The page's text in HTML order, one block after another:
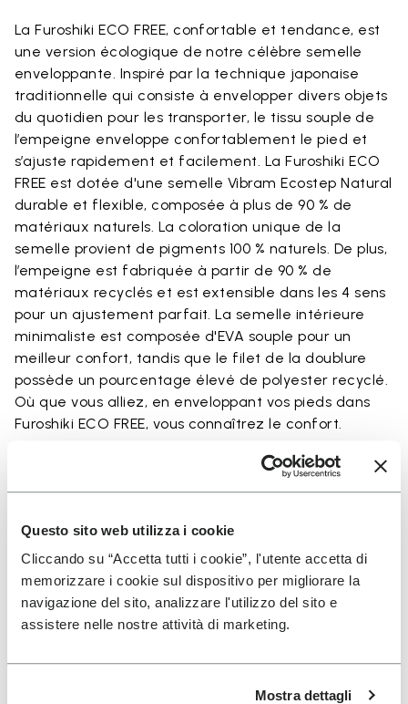
Questo sito web utilizza i cookie
Cliccando su “Accetta tutti i cookie”, l'utente accetta di
memorizzare i cookie sul dispositivo per migliorare la
navigazione del sito, analizzare l'utilizzo del sito e
assistere nelle nostre attività di marketing.
Mostra dettagli
La Furoshiki ECO FREE, confortable et tendance, est
une version écologique de notre célèbre semelle
enveloppante. Inspiré par la technique japonaise
traditionnelle qui consiste à envelopper divers objets
du quotidien pour les transporter, le tissu souple de
l’empeigne enveloppe confortablement le pied et
s’ajuste rapidement et facilement. La Furoshiki ECO
FREE est dotée d'une semelle Vibram Ecostep Natural
durable et flexible, composée à plus de 90 % de
matériaux naturels. La coloration unique de la
semelle provient de pigments 100 % naturels. De plus,
l’empeigne est fabriquée à partir de 90 % de
matériaux recyclés et est extensible dans les 4 sens
pour un ajustement parfait. La semelle intérieure
minimaliste est composée d'EVA souple pour un
meilleur confort, tandis que le filet de la doublure
possède un pourcentage élevé de polyester recyclé.
Où que vous alliez, en enveloppant vos pieds dans
Furoshiki ECO FREE, vous connaîtrez le confort.
Détails
INSCRIVEZ-VOUS POUR NE PAS MANQUER NOS
DERNIÈRES NOUVEAUTÉS